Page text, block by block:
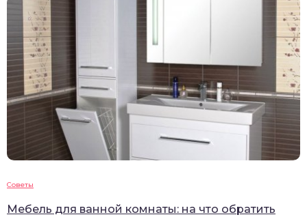
Советы
Мебель для ванной комнаты: на что обратить